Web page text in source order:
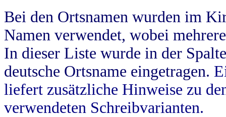
Bei den Ortsnamen wurden im
Namen verwendet, wobei
In dieser Liste wurde in der
deutsche Ortsname eingetragen.
liefert zusätzliche Hinweise zu
verwendeten Schreibvarianten.